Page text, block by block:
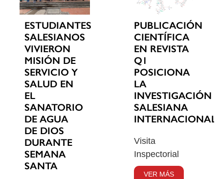
ESTUDIANTES
SALESIANOS
VIVIERON
MISIÓN DE
SERVICIO Y
SALUD EN
EL
SANATORIO
DE AGUA
DE DIOS
DURANTE
SEMANA
SANTA
PUBLICACIÓN
CIENTÍFICA
EN REVISTA
Q1
POSICIONA
LA
INVESTIGACIÓN
SALESIANA
Visita
Inspectorial
VER MÁS